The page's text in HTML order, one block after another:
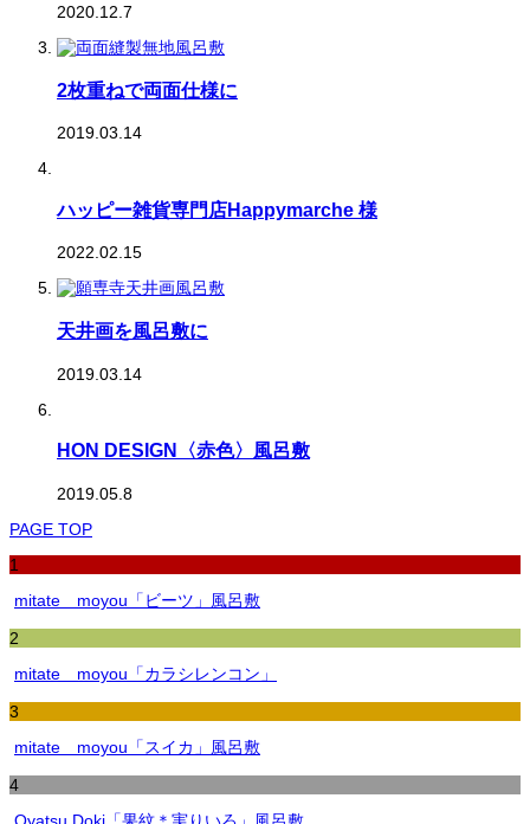
2020.12.7
2枚重ねで両面仕様に
2019.03.14
ハッピー雑貨専門店Happymarche 様
2022.02.15
天井画を風呂敷に
2019.03.14
HON DESIGN〈赤色〉風呂敷
2019.05.8
PAGE TOP
1
mitate moyou「ビーツ」風呂敷
2
mitate moyou「カラシレンコン」
3
mitate moyou「スイカ」風呂敷
4
Oyatsu Doki「果紋＊実りいろ」風呂敷